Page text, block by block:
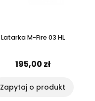
Latarka M-Fire 03 HL
195,00 zł
Zapytaj o produkt